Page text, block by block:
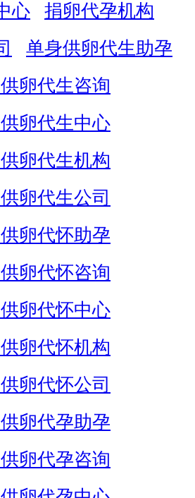
心
捐卵代孕机构
单身供卵代生助孕
卵代生咨询
卵代生中心
卵代生机构
卵代生公司
卵代怀助孕
卵代怀咨询
卵代怀中心
卵代怀机构
卵代怀公司
卵代孕助孕
卵代孕咨询